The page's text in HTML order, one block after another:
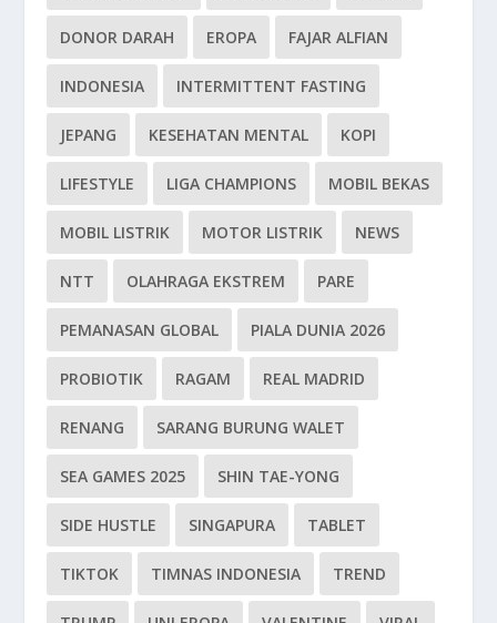
DONOR DARAH EROPA FAJAR ALFIAN
INDONESIA INTERMITTENT FASTING
JEPANG KESEHATAN MENTAL KOPI
LIFESTYLE LIGA CHAMPIONS MOBIL BEKAS
MOBIL LISTRIK MOTOR LISTRIK NEWS
NTT OLAHRAGA EKSTREM PARE
PEMANASAN GLOBAL PIALA DUNIA 2026
PROBIOTIK RAGAM REAL MADRID
RENANG SARANG BURUNG WALET
SEA GAMES 2025 SHIN TAE-YONG
SIDE HUSTLE SINGAPURA TABLET
TIKTOK TIMNAS INDONESIA TREND